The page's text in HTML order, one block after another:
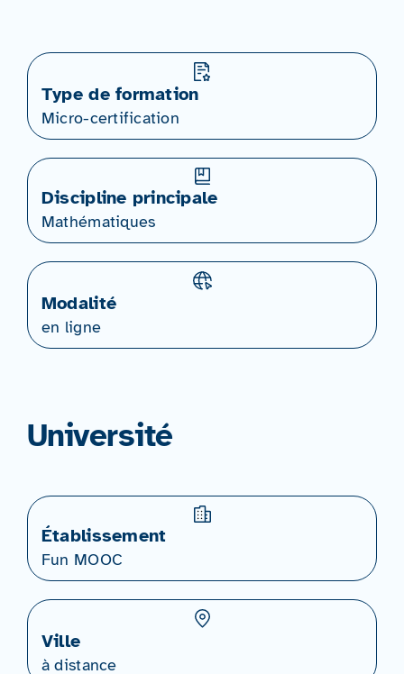
Type de formation
Micro-certification
Discipline principale
Mathématiques
Modalité
en ligne
Université
Établissement
Fun MOOC
Ville
à distance